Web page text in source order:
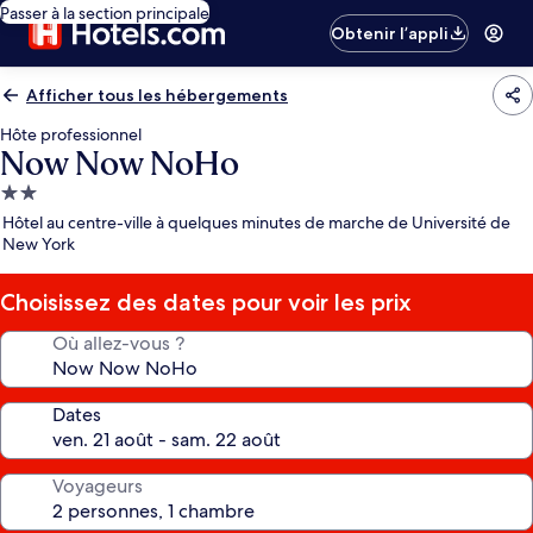
Passer à la section principale
Obtenir l’appli
Afficher tous les hébergements
Hôte professionnel
Now Now NoHo
Hébergement
2.0 étoiles
Hôtel au centre-ville à quelques minutes de marche de Université de
New York
Choisissez des dates pour voir les prix
Où allez-vous ?
Dates
Voyageurs